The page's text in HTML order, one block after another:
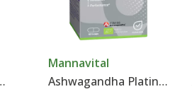
Mannavital
Ashwagandha Platinum - Mannavital